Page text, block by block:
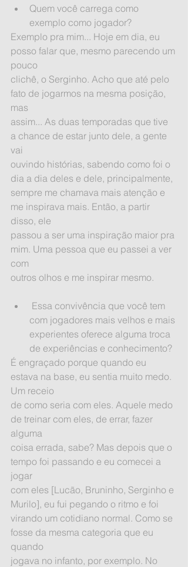
Quem você carrega como
exemplo como jogador?
Exemplo pra mim... Hoje em dia, eu
posso falar que, mesmo parecendo um
pouco
clichê, o Serginho. Acho que até pelo
fato de jogarmos na mesma posição,
mas
assim... As duas temporadas que tive
a chance de estar junto dele, a gente
vai
ouvindo histórias, sabendo como foi o
dia a dia deles e dele, principalmente,
sempre me chamava mais atenção e
me inspirava mais. Então, a partir
disso, ele
passou a ser uma inspiração maior pra
mim. Uma pessoa que eu passei a ver
com
outros olhos e me inspirar mesmo.
com jogadores mais velhos e mais
experientes oferece alguma troca
de experiências e conhecimento?
É engraçado porque quando eu
estava na base, eu sentia muito medo.
Um receio
de como seria com eles. Aquele medo
de treinar com eles, de errar, fazer
alguma
coisa errada, sabe? Mas depois que o
tempo foi passando e eu comecei a
jogar
com eles [Lucão, Bruninho, Serginho e
Murilo], eu fui pegando o ritmo e foi
virando um cotidiano normal. Como se
fosse da mesma categoria que eu
quando
jogava no infanto, por exemplo. No